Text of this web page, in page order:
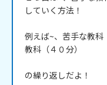
していく方法！
例えば~、苦手な教
教科（４０分）
の繰り返しだよ！